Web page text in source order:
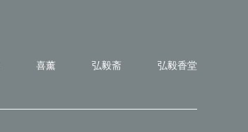
喜薰 弘毅斋 弘毅香堂